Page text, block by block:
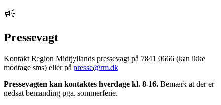
Pressevagt
Kontakt Region Midtjyllands pressevagt på 7841 0666 (kan ikke
modtage sms) eller på presse@rm.dk
Pressevagten kan kontaktes hverdage kl. 8-16. Bemærk at der er
nedsat bemanding pga. sommerferie.